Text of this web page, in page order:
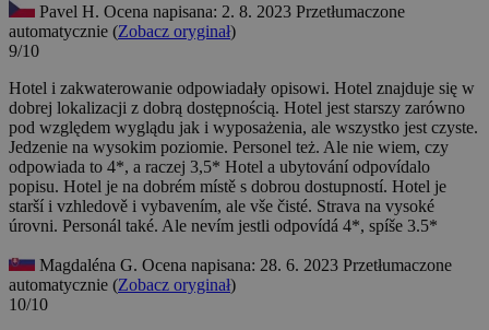
Pavel H. Ocena napisana: 2. 8. 2023 Przetłumaczone
automatycznie (Zobacz oryginał)
9/10
Hotel i zakwaterowanie odpowiadały opisowi. Hotel znajduje się w
dobrej lokalizacji z dobrą dostępnością. Hotel jest starszy zarówno
pod względem wyglądu jak i wyposażenia, ale wszystko jest czyste.
Jedzenie na wysokim poziomie. Personel też. Ale nie wiem, czy
odpowiada to 4*, a raczej 3,5* Hotel a ubytování odpovídalo
popisu. Hotel je na dobrém místě s dobrou dostupností. Hotel je
starší i vzhledově i vybavením, ale vše čisté. Strava na vysoké
úrovni. Personál také. Ale nevím jestli odpovídá 4*, spíše 3.5*
Magdaléna G. Ocena napisana: 28. 6. 2023 Przetłumaczone
automatycznie (Zobacz oryginał)
10/10